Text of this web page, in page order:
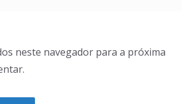
neste navegador para a próxima